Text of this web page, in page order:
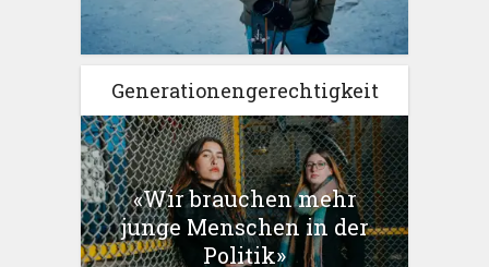
Generationengerechtigkeit
«Wir brauchen mehr
junge Menschen in der
Politik»